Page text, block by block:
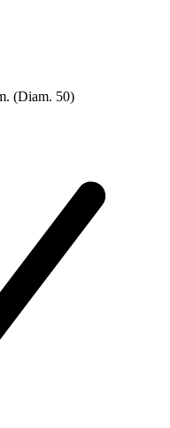
(Diam. 50)